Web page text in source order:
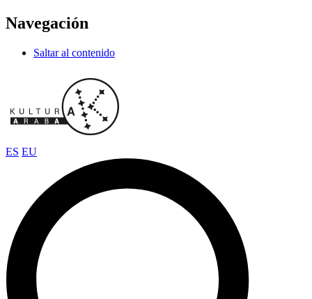
Navegación
Saltar al contenido
ES EU